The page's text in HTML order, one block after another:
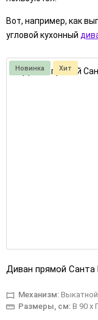
Вот, например, как
угловой кухонный
Новинка Хит
Диван прямой Санта
Механизм: Выкатной
Размеры, см: В 90 x